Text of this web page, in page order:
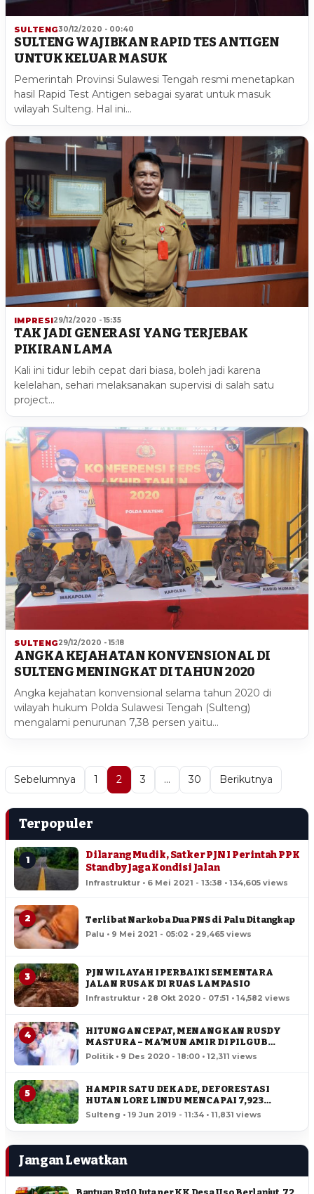
SULTENG30/12/2020 - 00:40
SULTENG WAJIBKAN RAPID TES ANTIGEN
UNTUK KELUAR MASUK
Pemerintah Provinsi Sulawesi Tengah resmi menetapkan
hasil Rapid Test Antigen sebagai syarat untuk masuk
wilayah Sulteng. Hal ini…
IMPRESI29/12/2020 - 15:35
TAK JADI GENERASI YANG TERJEBAK
PIKIRAN LAMA
Kali ini tidur lebih cepat dari biasa, boleh jadi karena
kelelahan, sehari melaksanakan supervisi di salah satu
project…
SULTENG29/12/2020 - 15:18
ANGKA KEJAHATAN KONVENSIONAL DI
SULTENG MENINGKAT DI TAHUN 2020
Angka kejahatan konvensional selama tahun 2020 di
wilayah hukum Polda Sulawesi Tengah (Sulteng)
mengalami penurunan 7,38 persen yaitu…
Sebelumnya 1 2 3 … 30 Berikutnya
Terpopuler
1
Dilarang Mudik, Satker PJN I Perintah PPK
Standby Jaga Kondisi Jalan
Infrastruktur • 6 Mei 2021 - 13:38 • 134,605 views
2 Terlibat Narkoba Dua PNS di Palu Ditangkap
Palu • 9 Mei 2021 - 05:02 • 29,465 views
3
PJN WILAYAH I PERBAIKI SEMENTARA
JALAN RUSAK DI RUAS LAMPASIO
Infrastruktur • 28 Okt 2020 - 07:51 • 14,582 views
4
HITUNGAN CEPAT, MENANGKAN RUSDY
MASTURA – MA’MUN AMIR DI PILGUB
SULTENG
Politik • 9 Des 2020 - 18:00 • 12,311 views
5
HAMPIR SATU DEKADE, DEFORESTASI
HUTAN LORE LINDU MENCAPAI 7,923
HEKTAR
Sulteng • 19 Jun 2019 - 11:34 • 11,831 views
Jangan Lewatkan